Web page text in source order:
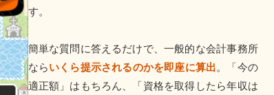
す。
簡単な質問に答えるだけで、一般的な会計事務所
ならいくら提示されるのかを即座に算出。「今の
適正額」はもちろん、「資格を取得したら年収は